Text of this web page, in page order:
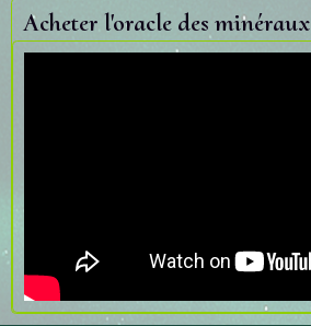
Acheter l'oracle des minéraux